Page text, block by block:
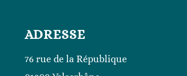
ADRESSE
76 rue de la République